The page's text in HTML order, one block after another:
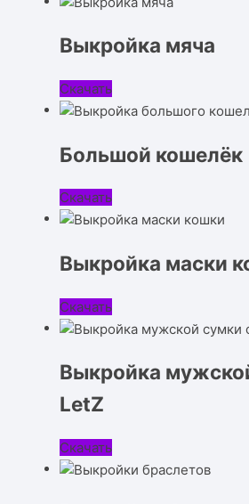
Выкройка мяча
Скачать
Большой кошелёк
Скачать
Выкройка маски
Скачать
Выкройка
LetZ
Скачать